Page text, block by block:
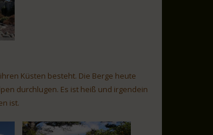
Küsten besteht. Die Berge heute
durchlugen. Es ist heiß und irgendein
ist.